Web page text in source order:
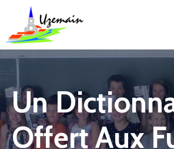
Actualités
Votre
Commune
Votre
Un
Offert Aux